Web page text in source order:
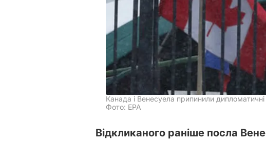
Канада і Венесуела припинили дипломатичні
Фото: ЕРА
Відкликаного раніше посла